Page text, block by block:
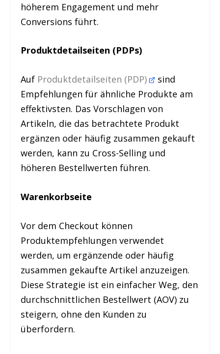
höherem Engagement und mehr
Conversions führt.
Produktdetailseiten (PDPs)
Auf Produktdetailseiten (PDP)
sind
Empfehlungen für ähnliche Produkte am
effektivsten. Das Vorschlagen von
Artikeln, die das betrachtete Produkt
ergänzen oder häufig zusammen gekauft
werden, kann zu Cross-Selling und
höheren Bestellwerten führen.
Warenkorbseite
Vor dem Checkout können
Produktempfehlungen verwendet
werden, um ergänzende oder häufig
zusammen gekaufte Artikel anzuzeigen.
Diese Strategie ist ein einfacher Weg, den
durchschnittlichen Bestellwert (AOV) zu
steigern, ohne den Kunden zu
überfordern.